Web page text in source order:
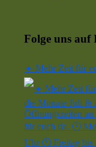
Folge uns auf
☀️ Mehr Zeit für